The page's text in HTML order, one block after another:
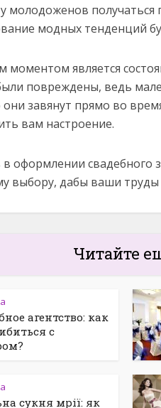
молодоженов
модных тенденций
является
повреждены, ведь
завянут прямо во
вам настроение.
оформлении свадебного
выбору, дабы ваши труды
Читайте
агентство: как
с
сукня мрії: як